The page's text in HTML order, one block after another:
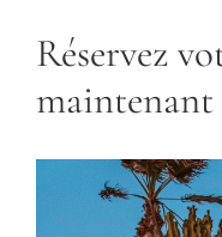
Réservez
maintenant